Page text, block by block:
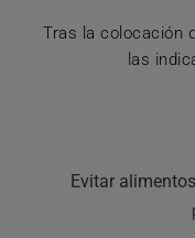
Tras la colocación
las
Evitar